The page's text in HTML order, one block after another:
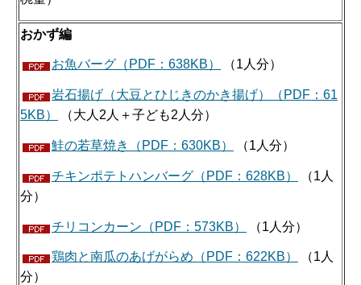
おかず編
お魚バーグ（PDF：638KB） （1人分）
岩石揚げ（大豆とひじきのかき揚げ）（PDF：61
5KB）
（大人2人＋子ども2人分）
鮭の若草焼き（PDF：630KB） （1人分）
チキンポテトハンバーグ（PDF：628KB）
（1人
分）
チリコンカーン（PDF：573KB） （1人分）
鶏肉と南瓜のあげがらめ（PDF：622KB）
（1人
分）